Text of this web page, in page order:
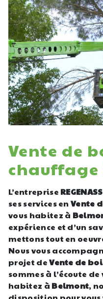
Vente de
L’entreprise
ses services enVente
vous habitez à
expérience et d’un
mettons tout en
Nous vous
projet deVente de
sommes à l’écoute
habitez à Belmont,